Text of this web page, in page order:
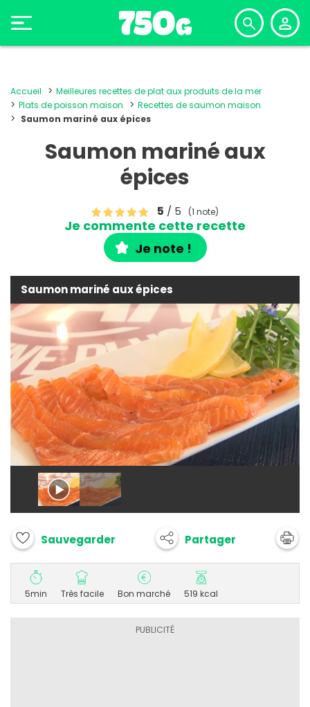
Accueil
Meilleures recettes de plat aux produits de la mer
Plats de poisson maison
Recettes de saumon maison
Saumon mariné aux épices
Saumon mariné aux
épices
5 / 5 (1 note)
Je commente cette recette
Je note !
Saumon mariné aux épices
Sauvegarder Partager
5min Très facile Bon marché 519 kcal